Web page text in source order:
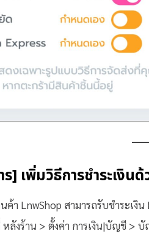
ร] เพิ่มวิธีการชำระเงิ
ค้า LnwShop สามารถรับชำระเงิ
หลังร้าน > ตั้งค่า การเงิน|บัญชี >